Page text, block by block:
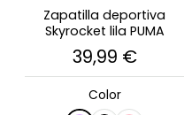
Zapatilla deportiva
Skyrocket lila PUMA
39,99 €
Color